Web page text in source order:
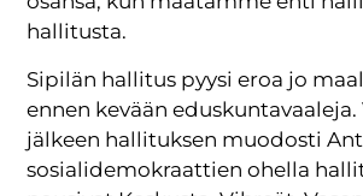
hallitusta.
Sipilän hallitus pyysi eroa jo
ennen kevään eduskuntavaaleja.
jälkeen hallituksen muodosti
sosialidemokraattien ohella